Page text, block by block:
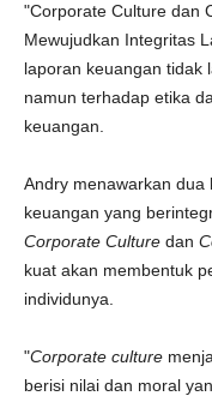
"Corporate Culture dan
Mewujudkan Integritas
laporan keuangan tidak
namun terhadap etika
keuangan.
Andry menawarkan dua
keuangan yang
Corporate Culture dan
kuat akan membentuk
individunya.
"Corporate culture
berisi nilai dan moral